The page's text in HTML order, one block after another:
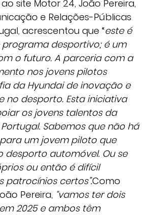
site Motor 24, João Pereira,
e Relações-Públicas
acrescentou que “este é
desportivo; é um
o futuro. A parceria com a
nos jovens pilotos
da Hyundai de inovação e
no desporto. Esta iniciativa
os jovens talentos da
Sabemos que não há
um jovem piloto que
desporto automóvel. Ou se
ou então é difícil
patrocínios certos”.Como
Pereira, “vamos ter dois
2025 e ambos têm